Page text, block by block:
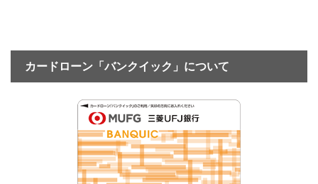
カードローン「バンクイック」について